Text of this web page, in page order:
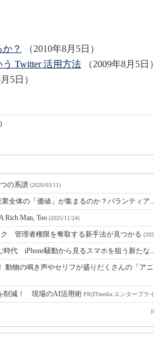
？
（2010年8月5日）
Twitter 活用方法 （2009年8月5日）
5日）
の系譜 (2026/03/11)
全体の「価値」が集まるのか？パランティア...
Rich Man, Too (2025/11/24)
ク 管理者権限を奪取する新手法が見つかる
時代 iPhone騒動から見るスマホを狙う新たな...
動物の鳴き声やセリフが盛りだくさんの「ア
削減！ 現場のAI活用術 PR(ITmedia エンタープラ